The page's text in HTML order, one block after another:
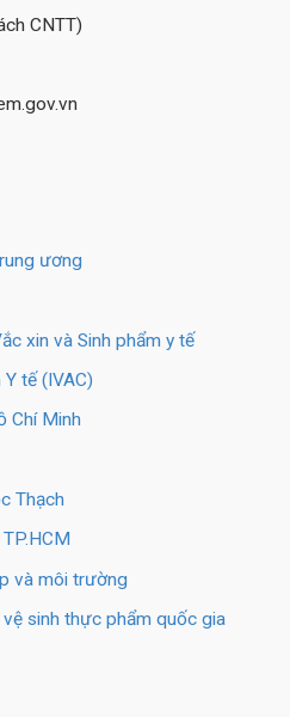
CNTT)
ương
xin và Sinh phẩm y tế
tế (IVAC)
Chí Minh
Thạch
và môi trường
sinh thực phẩm quốc gia